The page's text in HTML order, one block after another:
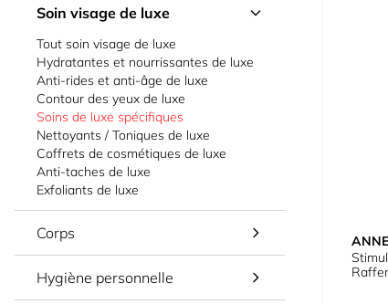
Soin visage de luxe
Tout soin visage de luxe
Hydratantes et nourrissantes de luxe
Anti-rides et anti-âge de luxe
Contour des yeux de luxe
Soins de luxe spécifiques
Nettoyants / Toniques de luxe
Coffrets de cosmétiques de luxe
Anti-taches de luxe
Exfoliants de luxe
Corps
Hygiène personnelle